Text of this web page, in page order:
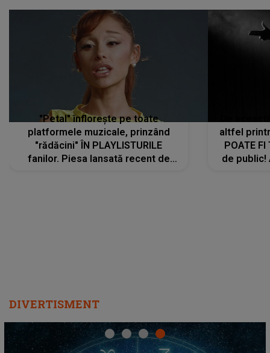
"Petal" înflorește pe toate
platformele muzicale, prinzând
"rădăcini" ÎN PLAYLISTURILE
fanilor. Piesa lansată recent de
altfel
POATE FI
de public!
DIVERTISMENT